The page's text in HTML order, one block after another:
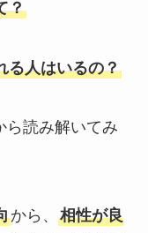
？
る人はいるの？
ら読み解いてみ
から、 相性が良